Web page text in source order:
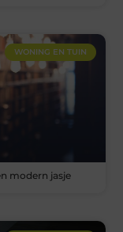
WONING EN TUIN
modern jasje